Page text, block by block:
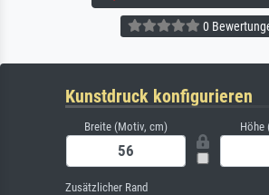
0
Kunstdruck konfigurieren
Breite (Motiv, cm) Höhe
Zusätzlicher Rand